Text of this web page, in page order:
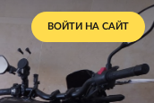
ВОЙТИ НА САЙТ